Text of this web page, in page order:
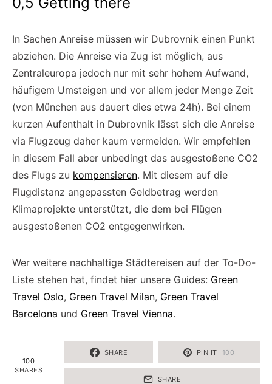
In Sachen Anreise müssen wir Dubrovnik einen Punkt
abziehen. Die Anreise via Zug ist möglich, aus
Zentraleuropa jedoch nur mit sehr hohem Aufwand,
häufigem Umsteigen und vor allem jeder Menge Zeit
(von München aus dauert dies etwa 24h). Bei einem
kurzen Aufenthalt in Dubrovnik lässt sich die Anreise
via Flugzeug daher kaum vermeiden. Wir empfehlen
in diesem Fall aber unbedingt das ausgestoßene CO2
des Flugs zu kompensieren. Mit diesem auf die
Flugdistanz angepassten Geldbetrag werden
Klimaprojekte unterstützt, die dem bei Flügen
ausgestoßenen CO2 entgegenwirken.
Wer weitere nachhaltige Städtereisen auf der To-Do-
Liste stehen hat, findet hier unsere Guides: Green
Travel Oslo, Green Travel Milan, Green Travel
Barcelona und Green Travel Vienna.
100
SHARES
SHARE PIN IT 100
SHARE